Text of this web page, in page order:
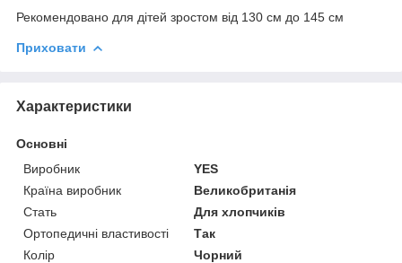
Рекомендовано для дітей зростом від 130 см до 145 см
Приховати
Характеристики
Основні
Виробник
YES
Країна виробник
Великобританія
Стать
Для хлопчиків
Ортопедичні властивості
Так
Колір
Чорний